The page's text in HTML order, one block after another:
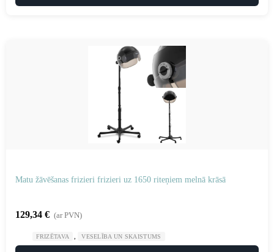
Matu žāvēšanas frizieri frizieri uz 1650 riteņiem melnā krāsā
129,34 € (ar PVN)
FRIZĒTAVA VESELĪBA UN SKAISTUMS